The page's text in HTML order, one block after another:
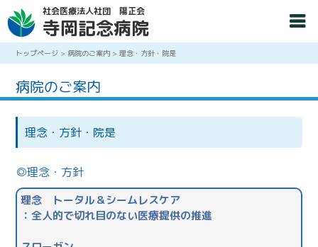
社会医療法人社団 陽正会
寺岡記念病院
トップページ > 病院のご案内 >理念・方針・院是
病院のご案内
理念・方針・院是
理念・方針
理念 トータル＆シームレスケア
：全人的で切れ目のない医療提供の推進